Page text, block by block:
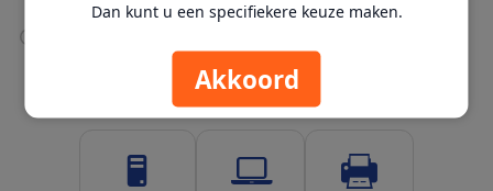
Dan kunt u een specifiekere keuze maken.
Akkoord